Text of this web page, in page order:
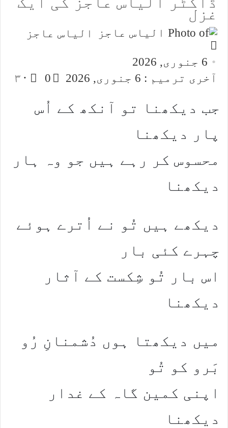
غزل
الیاس عاجز
an
email
6 جنوری, 2026
آخری ترمیم : 6 جنوری, 2026
0 ۳۰
جب دیکھنا تو آنکھ کے اُس
پار دیکھنا
محسوس کر رہے ہیں جو وہ ہار
دیکھنا
دیکھے ہیں تُو نے اُترے ہوئے
چہرے کئی بار
اس بار تُو شِکست کے آثار
دیکھنا
میں دیکھتا ہوں دُشمنانِ رُو
بَرو کو تُو
اپنی کمین گاہ کے غدار
دیکھنا